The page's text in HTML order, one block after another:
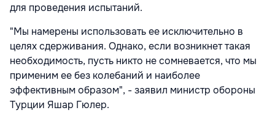
для проведения испытаний.
"Мы намерены использовать ее исключительно в
целях сдерживания. Однако, если возникнет такая
необходимость, пусть никто не сомневается, что мы
применим ее без колебаний и наиболее
эффективным образом", - заявил министр обороны
Турции Яшар Гюлер.